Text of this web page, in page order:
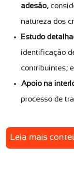
adesão,
natureza dos
Estudo
identificação
contribuintes; e
Apoio na
processo de
Leia mais